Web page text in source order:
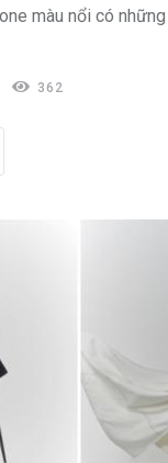
màu nổi có
362